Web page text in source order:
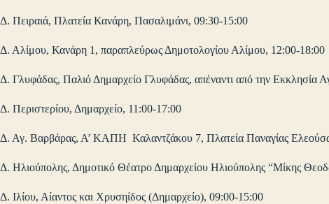
Δ. Πειραιά, Πλατεία Κανάρη, Πασαλιμάνι, 09:30-15:00
Δ. Αλίμου, Κανάρη 1, παραπλεύρως Δημοτολογίου Αλίμου, 12:00-18:00
Δ. Γλυφάδας, Παλιό Δημαρχείο Γλυφάδας, απέναντι από την Εκκλησία
Δ. Περιστερίου, Δημαρχείο, 11:00-17:00
Δ. Αγ. Βαρβάρας, Α’ ΚΑΠΗ Καλαντζάκου 7, Πλατεία Παναγίας
Δ. Ηλιούπολης, Δημοτικό Θέατρο Δημαρχείου Ηλιούπολης “Μίκης
Δ. Ιλίου, Αίαντος και Χρυσηίδος (Δημαρχείο), 09:00-15:00